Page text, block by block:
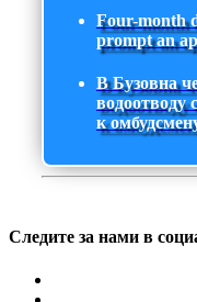
Four-month
prompt an
В Бузовна
водоотводу
к
Следите за нами в